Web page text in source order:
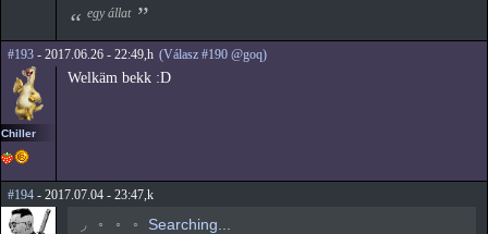
egy állat
#193 - 2017.06.26 - 22:49,h (Válasz #190 @goq)
Chiller
Welkäm bekk :D
#194 - 2017.07.04 - 23:47,k
◟ ◦ ◦ ◦
Searching...